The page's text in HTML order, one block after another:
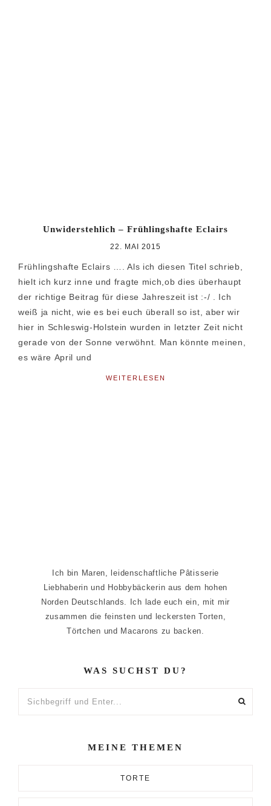
Unwiderstehlich – Frühlingshafte Eclairs
22. MAI 2015
Frühlingshafte Eclairs …. Als ich diesen Titel schrieb,
hielt ich kurz inne und fragte mich,ob dies überhaupt
der richtige Beitrag für diese Jahreszeit ist :-/ . Ich
weiß ja nicht, wie es bei euch überall so ist, aber wir
hier in Schleswig-Holstein wurden in letzter Zeit nicht
gerade von der Sonne verwöhnt. Man könnte meinen,
es wäre April und
WEITERLESEN
Ich bin Maren, leidenschaftliche Pâtisserie
Liebhaberin und Hobbybäckerin aus dem hohen
Norden Deutschlands. Ich lade euch ein, mit mir
zusammen die feinsten und leckersten Torten,
Törtchen und Macarons zu backen.
WAS SUCHST DU?
MEINE THEMEN
TORTE